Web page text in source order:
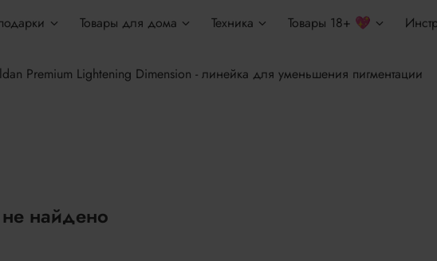
Товары для дома Техника Товары 18+ 💖
Premium Lightening Dimension - линейка для уменьшения пигментации
найдено